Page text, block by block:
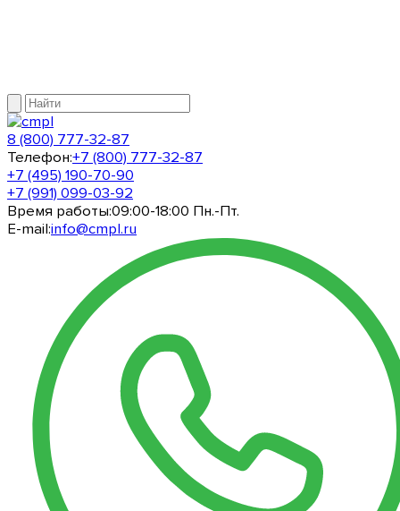
8 (800) 777-32-87
Телефон:+7 (800) 777-32-87
+7 (495) 190-70-90
+7 (991) 099-03-92
Время работы:09:00-18:00 Пн.-Пт.
E-mail:info@cmpl.ru